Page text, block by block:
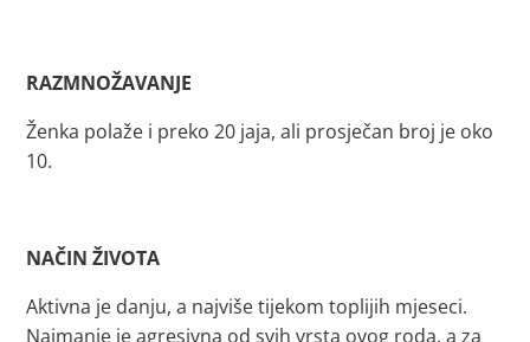
RAZMNOŽAVANJE
Ženka polaže i preko 20 jaja, ali prosječan broj je oko
10.
NAČIN ŽIVOTA
Aktivna je danju, a najviše tijekom toplijih mjeseci.
Najmanje je agresivna od svih vrsta ovog roda, a za